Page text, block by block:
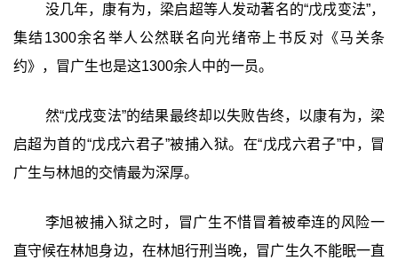
没几年，康有为，梁启超等人发动著名的“戊戌变法”，
集结1300余名举人公然联名向光绪帝上书反对《马关条
约》，冒广生也是这1300余人中的一员。
然“戊戌变法”的结果最终却以失败告终，以康有为，梁
启超为首的“戊戌六君子”被捕入狱。在“戊戌六君子”中，冒
广生与林旭的交情最为深厚。
李旭被捕入狱之时，冒广生不惜冒着被牵连的风险一
直守候在林旭身边，在林旭行刑当晚，冒广生久不能眠一直